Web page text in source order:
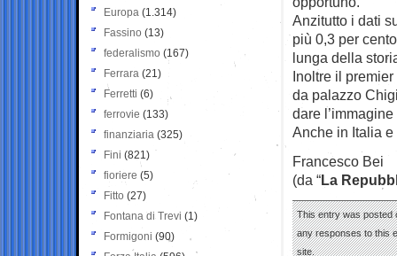
Anzitutto i dati
più 0,3 per
lunga della
Inoltre il
da palazzo
dare
Anche in Italia
Francesco Bei
(da “La
This entry was posted
any responses to this
site.
Europa (1.314)
Fassino (13)
federalismo (167)
Ferrara (21)
Ferretti (6)
ferrovie (133)
finanziaria (325)
Fini (821)
fioriere (5)
Fitto (27)
Fontana di Trevi (1)
Formigoni (90)